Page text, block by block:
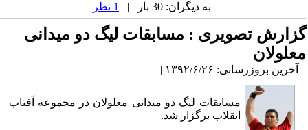
به دیگران: 30 بار |
1 نظر
گزارش تصویری : مسابقات لیگ دو میدانی
معلولان
| آخرین بروزرسانی: ۱۳۹۲/۶/۲۶ |
مسابقات لیگ دو میدانی معلولان در مجموعه آفتاب
انقلاب برگزار شد.